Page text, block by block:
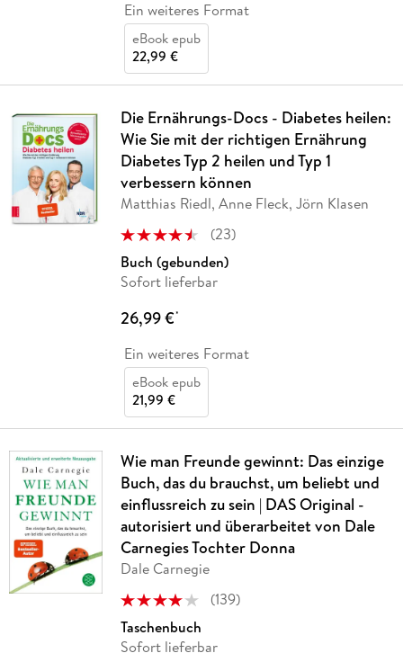
Ein weiteres Format
eBook epub
22,99 €
Die Ernährungs-Docs - Diabetes heilen:
Wie Sie mit der richtigen Ernährung
Diabetes Typ 2 heilen und Typ 1
verbessern können
Matthias Riedl, Anne Fleck, Jörn Klasen
(23)
Buch (gebunden)
Sofort lieferbar
26,99 €*
Ein weiteres Format
eBook epub
21,99 €
Wie man Freunde gewinnt: Das einzige
Buch, das du brauchst, um beliebt und
einflussreich zu sein | DAS Original -
autorisiert und überarbeitet von Dale
Carnegies Tochter Donna
Dale Carnegie
(139)
Taschenbuch
Sofort lieferbar